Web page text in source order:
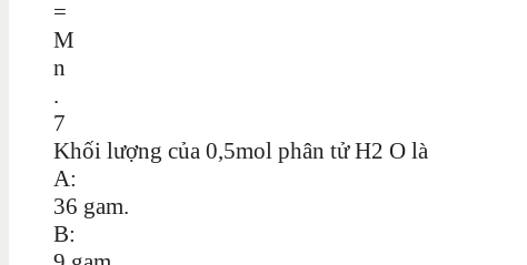
=
M
n
.
7
Khối lượng của 0,5mol phân tử H2 O là
A:
36 gam.
B: